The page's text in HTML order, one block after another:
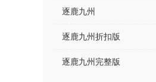
逐鹿九州
逐鹿九州折扣版
逐鹿九州完整版